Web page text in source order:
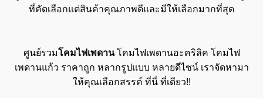
ที่คัดเลือกแต่สินค้าคุณภาพดีและมีให้เลือกมากที่สุด
ศูนย์รวมโคมไฟเพดานโคมไฟเพดานอะคริลิค โคมไฟ
เพดานแก้ว ราคาถูก หลากรูปแบบ หลายดีไซน์ เราจัดหามา
ให้คุณเลือกสรรค์ ที่นี่ ที่เดียว!!